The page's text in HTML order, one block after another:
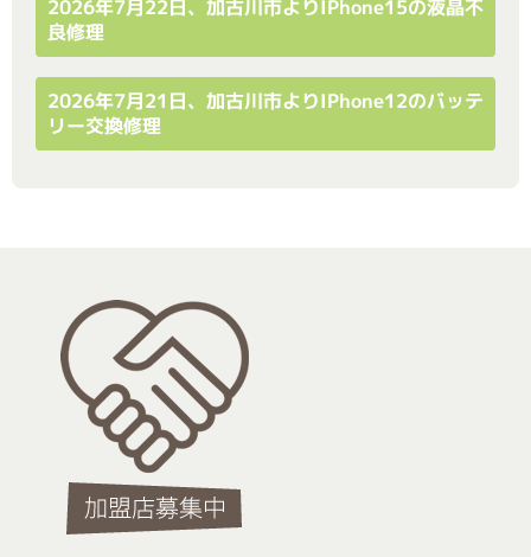
2026年7月22日、加古川市よりiPhone15の液晶不
良修理
2026年7月21日、加古川市よりiPhone12のバッテ
リー交換修理